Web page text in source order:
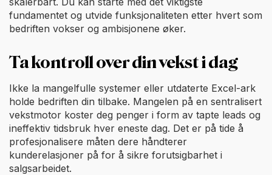
fundamentet og utvide funksjonaliteten etter hvert som
bedriften vokser og ambisjonene øker.
Ta kontroll over din vekst i dag
Ikke la mangelfulle systemer eller utdaterte Excel-ark
holde bedriften din tilbake. Mangelen på en sentralisert
vekstmotor koster deg penger i form av tapte leads og
ineffektiv tidsbruk hver eneste dag. Det er på tide å
profesjonalisere måten dere håndterer
kunderelasjoner på for å sikre forutsigbarhet i
salgsarbeidet.